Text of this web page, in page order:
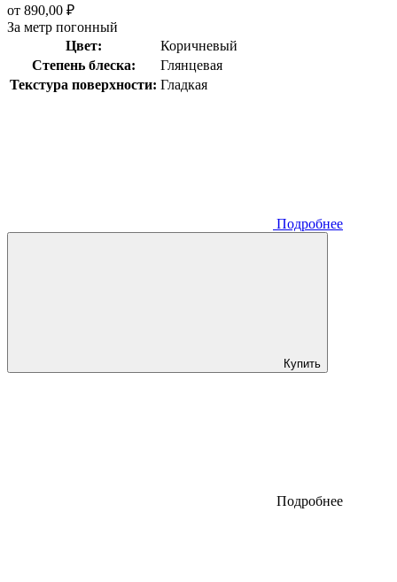
от 890,00 ₽
За метр погонный
Цвет:
Коричневый
Степень блеска:
Глянцевая
Текстура поверхности: Гладкая
Подробнее
Купить
Подробнее